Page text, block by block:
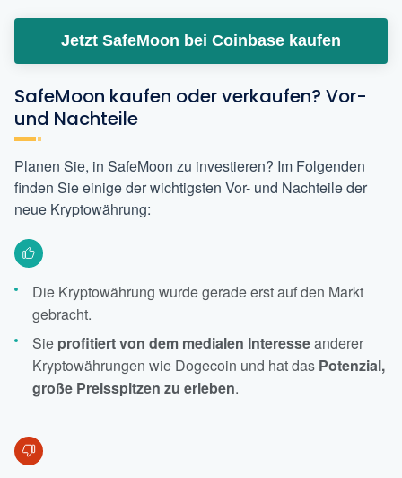
Jetzt SafeMoon bei Coinbase kaufen
SafeMoon kaufen oder verkaufen? Vor-
und Nachteile
Planen Sie, in SafeMoon zu investieren? Im Folgenden
finden Sie einige der wichtigsten Vor- und Nachteile der
neue Kryptowährung:
Die Kryptowährung wurde gerade erst auf den Markt
gebracht.
Sie profitiert von dem medialen Interesseanderer
Kryptowährungen wie Dogecoin und hat das Potenzial,
große Preisspitzen zu erleben.